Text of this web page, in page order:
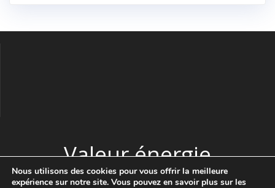
Valeur énergie
© 2026 Valeur énergie. Construit avec WordPress et le thème
Nous utilisons des cookies pour vous offrir la meilleure
expérience sur notre site. Vous pouvez en savoir plus sur les